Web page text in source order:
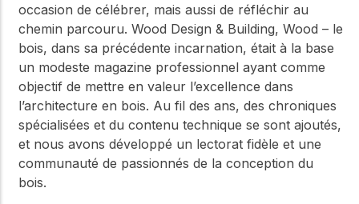
occasion de célébrer, mais aussi de réfléchir au
chemin parcouru. Wood Design & Building, Wood – le
bois, dans sa précédente incarnation, était à la base
un modeste magazine professionnel ayant comme
objectif de mettre en valeur l’excellence dans
l’architecture en bois. Au fil des ans, des chroniques
spécialisées et du contenu technique se sont ajoutés,
et nous avons développé un lectorat fidèle et une
communauté de passionnés de la conception du
bois.